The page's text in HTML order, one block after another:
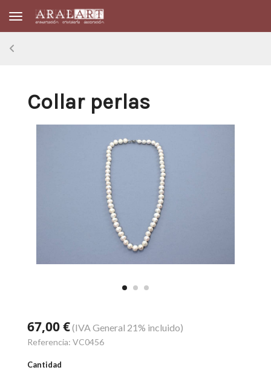
Toggle navigation
Collar perlas
67,00 €(IVA General 21% incluido)
Referencia: VC0456
Cantidad